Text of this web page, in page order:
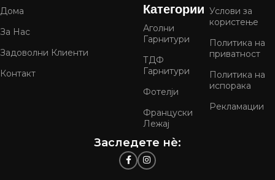
Дома
За Нас
Задоволни Клиенти
Контакт
Категории
Аголни
Гарнитури
ТДФ
Гарнитури
Фотелји
Француски
Лежај
Услови за
користење
Политика на
приватност
Политика на
испорака
Рекламации
Заследете нѐ: